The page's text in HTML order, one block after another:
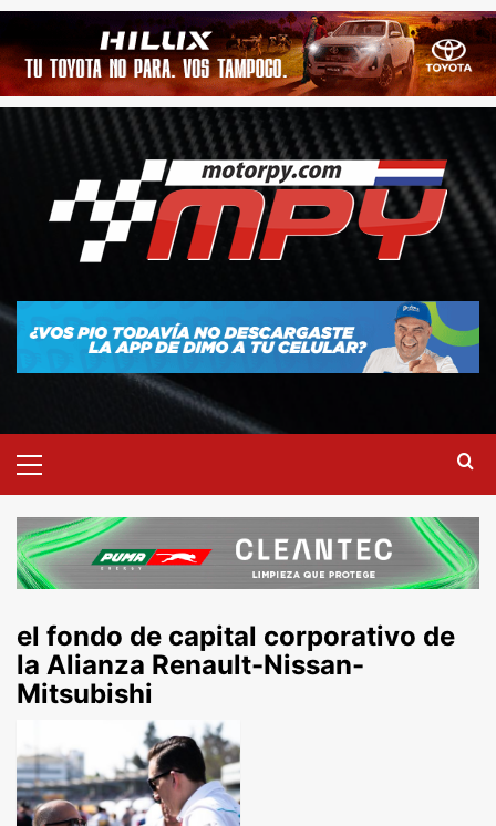
el fondo de capital corporativo de
la Alianza Renault-Nissan-
Mitsubishi